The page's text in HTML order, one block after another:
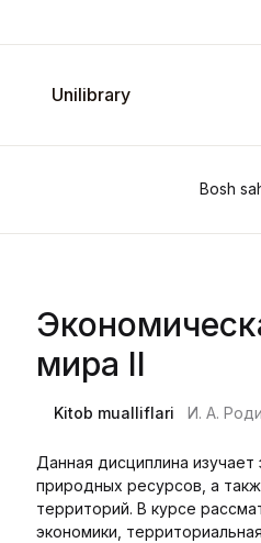
Unilibrary
Bosh
мира II
Kitob mualliflari И. А.
Данная дисциплина
природных ресурсов, а
территорий. В курсе
экономики,